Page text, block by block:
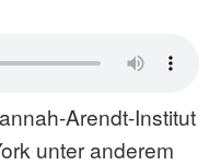
Arendt-Institut
unter anderem